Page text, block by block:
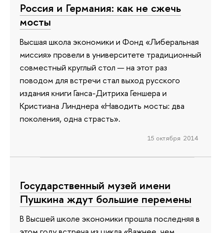
Россия и Германия: как не сжечь
мосты
Высшая школа экономики и Фонд «Либеральная
миссия» провели в университете традиционный
совместный круглый стол — на этот раз
поводом для встречи стал выход русского
издания книги Ганса-Дитриха Геншера и
Кристиана Линднера «Наводить мосты: два
поколения, одна страсть».
15 октября 2014
Государственный музей имени
Пушкина ждут большие перемены
В Высшей школе экономики прошла последняя в